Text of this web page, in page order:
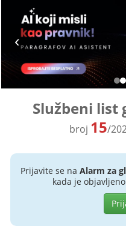
Službeni list
broj 15/
Prijavite se na Alarm za
kada je